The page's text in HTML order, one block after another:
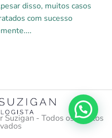
disso, muitos casos
com sucesso
- Todos os direitos